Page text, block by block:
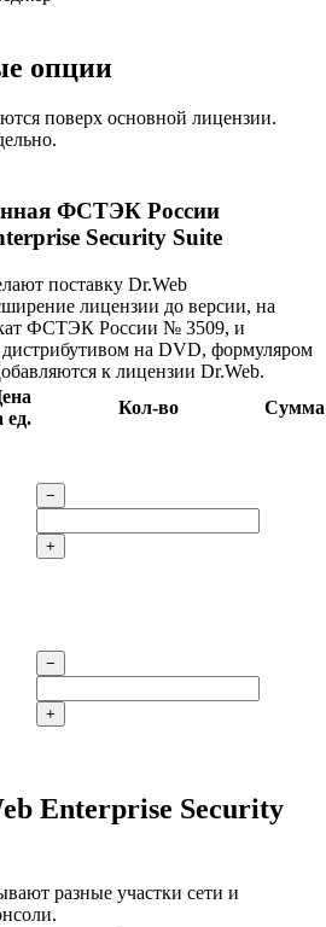
опции
поверх основной лицензии.
ФСТЭК России
Security Suite
поставку Dr.Web
лицензии до версии, на
ФСТЭК России № 3509, и
на DVD, формуляром
к лицензии Dr.Web.
ед.
Кол-во
Сумма
−
+
−
+
Enterprise Security
разные участки сети и